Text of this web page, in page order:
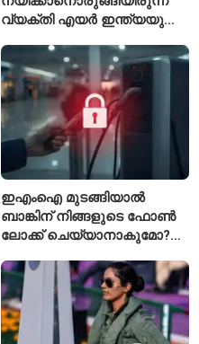
വ്യക്തി എയർ ഇന്ത്യയുടെ
ഇഎംഐ മുടങ്ങിയാൽ
ബാങ്കിന് നിങ്ങളുടെ ഫോൺ
ലോക്ക് ചെയ്യാനാകുമോ?
ചട്ടങ്ങൾ ഇങ്ങനെ